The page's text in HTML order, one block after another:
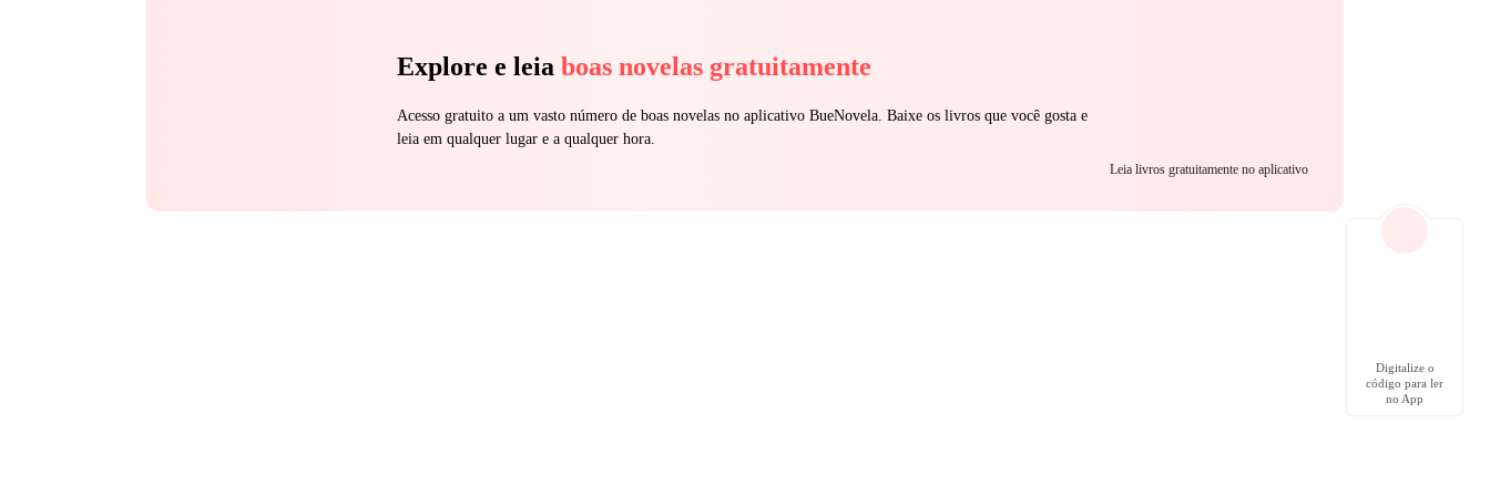
Explore e leia boas novelas gratuitamente
Acesso gratuito a um vasto número de boas novelas no aplicativo BueNovela. Baixe os livros que você gosta e
leia em qualquer lugar e a qualquer hora.
Leia livros gratuitamente no aplicativo
Digitalize o
código para ler
no App